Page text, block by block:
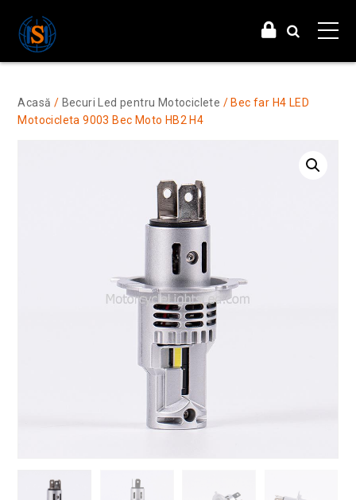
Acasă / Becuri Led pentru Motociclete / Bec far H4 LED
Motocicleta 9003 Bec Moto HB2 H4